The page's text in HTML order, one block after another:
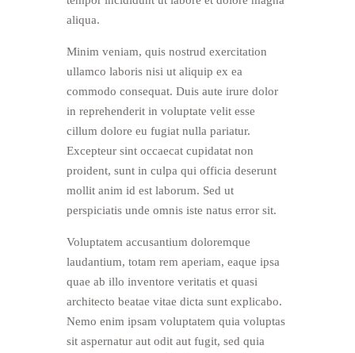
aliqua.
Minim veniam, quis nostrud exercitation
ullamco laboris nisi ut aliquip ex ea
commodo consequat. Duis aute irure dolor
in reprehenderit in voluptate velit esse
cillum dolore eu fugiat nulla pariatur.
Excepteur sint occaecat cupidatat non
proident, sunt in culpa qui officia deserunt
mollit anim id est laborum. Sed ut
perspiciatis unde omnis iste natus error sit.
Voluptatem accusantium doloremque
laudantium, totam rem aperiam, eaque ipsa
quae ab illo inventore veritatis et quasi
architecto beatae vitae dicta sunt explicabo.
Nemo enim ipsam voluptatem quia voluptas
sit aspernatur aut odit aut fugit, sed quia